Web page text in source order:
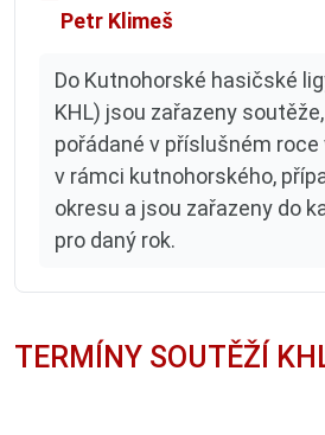
Petr Klimeš
Do Kutnohorské hasičské
KHL) jsou zařazeny
pořádané v příslušném
v rámci kutnohorského,
okresu a jsou zařazeny do
pro daný rok.
TERMÍNY SOUTĚŽÍ